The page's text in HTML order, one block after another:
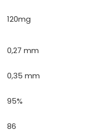
120mg
0,27 mm
0,35 mm
95%
86